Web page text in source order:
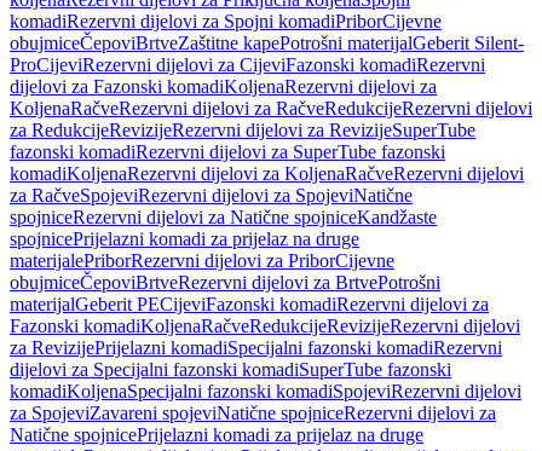
komadiRezervni dijelovi za Spojni komadiPriborCijevne
obujmiceČepoviBrtveZaštitne kapePotrošni materijalGeberit Silent-
ProCijeviRezervni dijelovi za CijeviFazonski komadiRezervni
dijelovi za Fazonski komadiKoljenaRezervni dijelovi za
KoljenaRačveRezervni dijelovi za RačveRedukcijeRezervni dijelovi
za RedukcijeRevizijeRezervni dijelovi za RevizijeSuperTube
fazonski komadiRezervni dijelovi za SuperTube fazonski
komadiKoljenaRezervni dijelovi za KoljenaRačveRezervni dijelovi
za RačveSpojeviRezervni dijelovi za SpojeviNatične
spojniceRezervni dijelovi za Natične spojniceKandžaste
spojnicePrijelazni komadi za prijelaz na druge
materijalePriborRezervni dijelovi za PriborCijevne
obujmiceČepoviBrtveRezervni dijelovi za BrtvePotrošni
materijalGeberit PECijeviFazonski komadiRezervni dijelovi za
Fazonski komadiKoljenaRačveRedukcijeRevizijeRezervni dijelovi
za RevizijePrijelazni komadiSpecijalni fazonski komadiRezervni
dijelovi za Specijalni fazonski komadiSuperTube fazonski
komadiKoljenaSpecijalni fazonski komadiSpojeviRezervni dijelovi
za SpojeviZavareni spojeviNatične spojniceRezervni dijelovi za
Natične spojnicePrijelazni komadi za prijelaz na druge